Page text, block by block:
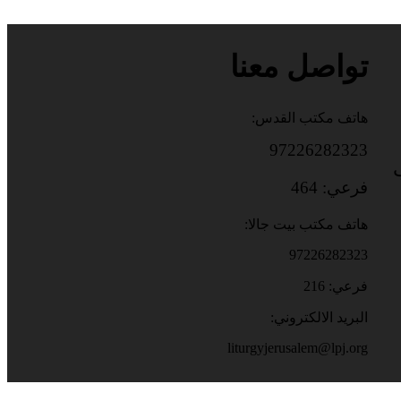
تواصل معنا
هاتف مكتب القدس:
97226282323
فرعي: 464
هاتف مكتب بيت جالا:
97226282323
فرعي: 216
البريد الالكتروني:
liturgyjerusalem@lpj.org